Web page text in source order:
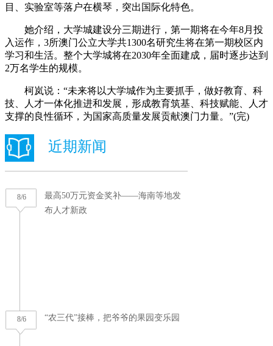
目、实验室等落户在横琴，突出国际化特色。
她介绍，大学城建设分三期进行，第一期将在今年8月投
入运作，3所澳门公立大学共1300名研究生将在第一期校区内
学习和生活。整个大学城将在2030年全面建成，届时逐步达到
2万名学生的规模。
柯岚说：“未来将以大学城作为主要抓手，做好教育、科
技、人才一体化推进和发展，形成教育筑基、科技赋能、人才
支撑的良性循环，为国家高质量发展贡献澳门力量。”(完)